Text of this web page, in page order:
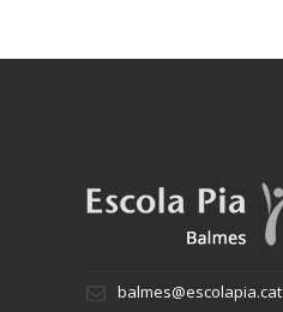
balmes@escolapia.cat